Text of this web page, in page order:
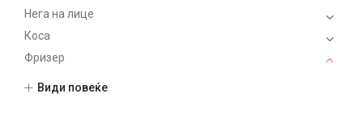
Нега на лице
Коса
Фризер
Опрема
Види повеќе